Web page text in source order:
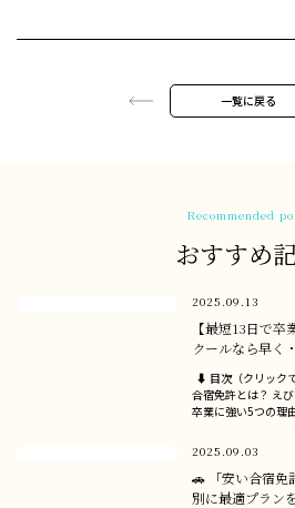
一覧に戻る
Recommended
おすすめ
2025.09.13
【最短13日で
クールなら早く
⬇ 目次（クリック
合宿免許とは？ え
卒業に強い5つの理
2025.09.03
🚗 「安い合宿免
別に最適プラン